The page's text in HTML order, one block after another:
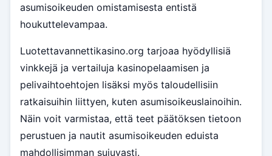
asumisoikeuden omistamisesta entistä
houkuttelevampaa.
Luotettavannettikasino.org tarjoaa hyödyllisiä
vinkkejä ja vertailuja kasinopelaamisen ja
pelivaihtoehtojen lisäksi myös taloudellisiin
ratkaisuihin liittyen, kuten asumisoikeuslainoihin.
Näin voit varmistaa, että teet päätöksen tietoon
perustuen ja nautit asumisoikeuden eduista
mahdollisimman sujuvasti.